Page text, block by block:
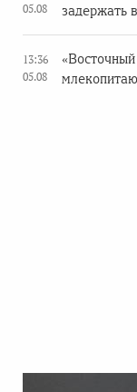
05.08
задержать
13:36
05.08